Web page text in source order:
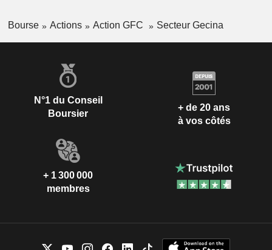
Bourse Actions Action GFC Secteur Gecina
N°1 du Conseil
Boursier
+ de 20 ans
à vos côtés
+ 1 300 000
membres